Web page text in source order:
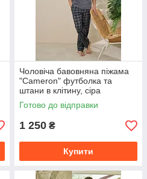
Чоловіча бавовняна піжама
"Cameron" футболка та
штани в клітину, сіра
Готово до відправки
1 250 ₴
Купити